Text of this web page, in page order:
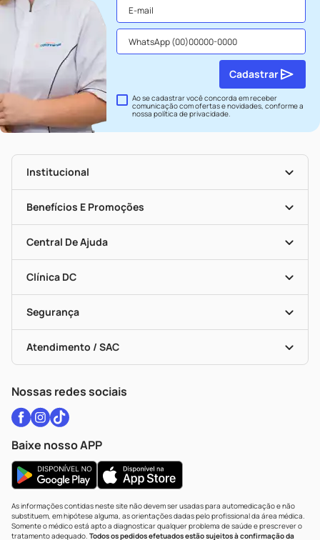
Ao se cadastrar você concorda em receber
comunicação com ofertas e novidades, conforme a
nossapolítica de privacidade.
Cadastrar
Institucional
História
Nossas Lojas
Seja Uma Loja Parceira
Mapa De Categorias
Benefícios E Promoções
Clube DC
Convênios
Programa Popular Do Brasil
Encarte De Ofertas
Dermaclub
Cupons E Ofertas
Black Friday
Central De Ajuda
Entrega
Recompra Programada
Alomed
Formas De Pagamento
Troca E Devolução
Bulas De A A Z
Políticas De Marketplace
Clínica DC
Vacinas
Serviços Farmacêuticos
Testes Rápidos
Autoteste Covid-19
Vacinas
Segurança
Certificado De Segurança
Portal Da Privacidade
Atendimento / SAC
WhatsApp (47) 9202-1687
Nossas redes sociais
Baixe nosso APP
As informações contidas neste site não devem ser usadas para automedicação e não
substituem, em hipótese alguma, as orientações dadas pelo profissional da área médica.
Somente o médico está apto a diagnosticar qualquer problema de saúde e prescrever o
tratamento adequado. Todos os pedidos efetuados estão sujeitos à confirmação da